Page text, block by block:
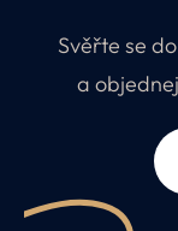
Svěřte se
a